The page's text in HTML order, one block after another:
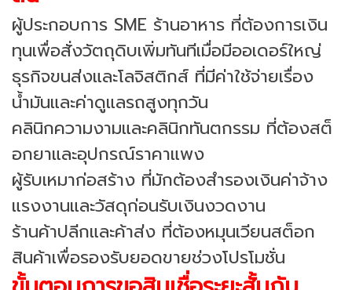
ผู้ประกอบการ SME ร้านอาหาร ที่ต้องการเงิน
ทุนเพื่อสั่งวัตถุดิบเพิ่มทันทีเมื่อมีออเดอร์ใหญ่
ธุรกิจขนส่งและโลจิสติกส์ ที่มีค่าใช้จ่ายเรื่อง
น้ำมันและค่าดูแลรถสูงทุกวัน
คลินิกความงามและคลินิกทันตกรรม ที่ต้องสต็
อกยาและอุปกรณ์ราคาแพง
ผู้รับเหมาก่อสร้าง ที่มักต้องสำรองเงินค่าจ้าง
แรงงานและวัสดุก่อนรับเงินงวดงาน
ร้านค้าปลีกและค้าส่ง ที่ต้องหมุนเวียนสต็อก
สินค้าเพื่อรองรับยอดขายช่วงโปรโมชั่น